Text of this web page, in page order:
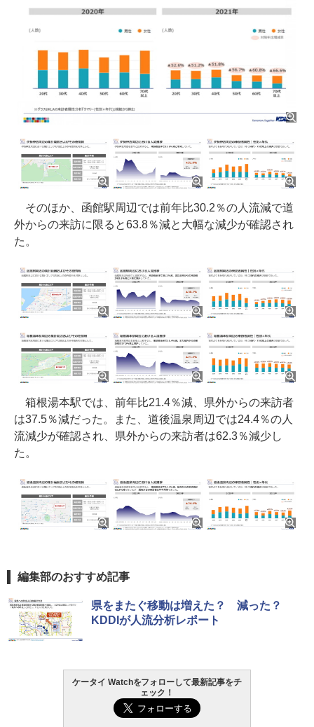
そのほか、函館駅周辺では前年比30.2％の人流減で道
外からの来訪に限ると63.8％減と大幅な減少が確認され
た。
箱根湯本駅では、前年比21.4％減、県外からの来訪者
は37.5％減だった。また、道後温泉周辺では24.4％の人
流減少が確認され、県外からの来訪者は62.3％減少し
た。
編集部のおすすめ記事
県をまたぐ移動は増えた？ 減った？
KDDIが人流分析レポート
ケータイ Watchをフォローして最新記事をチ
ェック！